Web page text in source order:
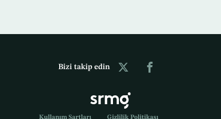
Bizi takip edin
Kullanım Şartları Gizlilik Politikası